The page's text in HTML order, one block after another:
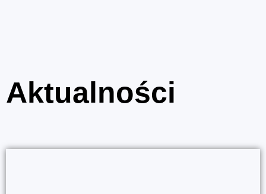
Aktualności